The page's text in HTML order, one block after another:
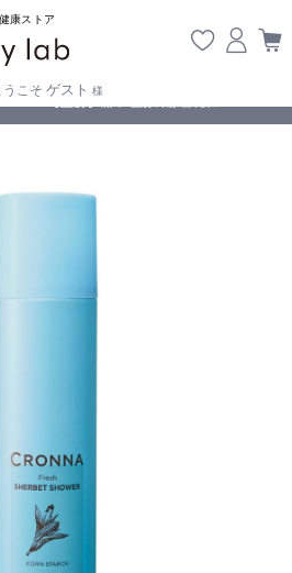
康ストア
うこそ ゲスト 様
影響により遅延が生じております